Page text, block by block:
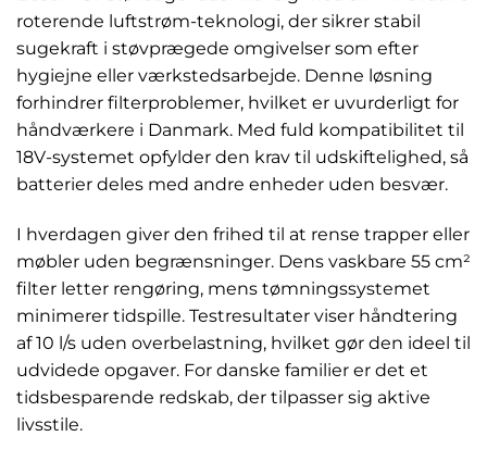
roterende luftstrøm-teknologi, der sikrer stabil
sugekraft i støvprægede omgivelser som efter
hygiejne eller værkstedsarbejde. Denne løsning
forhindrer filterproblemer, hvilket er uvurderligt for
håndværkere i Danmark. Med fuld kompatibilitet til
18V-systemet opfylder den krav til udskiftelighed, så
batterier deles med andre enheder uden besvær.
I hverdagen giver den frihed til at rense trapper eller
møbler uden begrænsninger. Dens vaskbare 55 cm²
filter letter rengøring, mens tømningssystemet
minimerer tidspille. Testresultater viser håndtering
af 10 l/s uden overbelastning, hvilket gør den ideel til
udvidede opgaver. For danske familier er det et
tidsbesparende redskab, der tilpasser sig aktive
livsstile.